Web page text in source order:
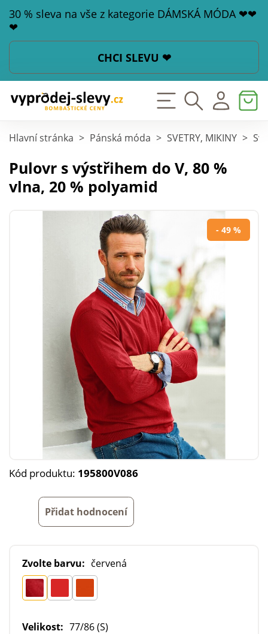
30 % sleva na vše z kategorie DÁMSKÁ MÓDA ❤❤
❤
CHCI SLEVU ❤
Hlavní stránka > Pánská móda > SVETRY, MIKINY >
Pulovr s výstřihem do V, 80 %
vlna, 20 % polyamid
- 49 %
Kód produktu: 195800V086
Přidat hodnocení
Zvolte barvu: červená
Velikost: 77/86 (S)